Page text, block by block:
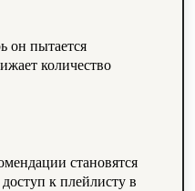
он пытается
количество
становятся
к плейлисту в